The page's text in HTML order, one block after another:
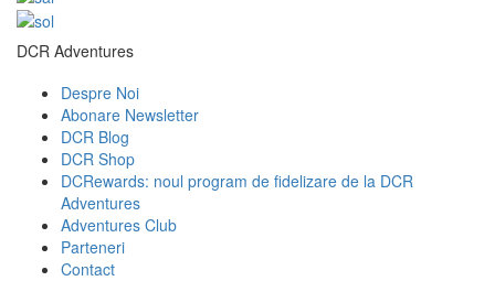
DCR Adventures
Despre Noi
Abonare Newsletter
DCR Blog
DCR Shop
DCRewards: noul program de fidelizare de la DCR
Adventures
Adventures Club
Parteneri
Contact